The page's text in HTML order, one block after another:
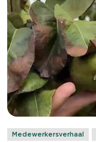
Medewerkersverhaal